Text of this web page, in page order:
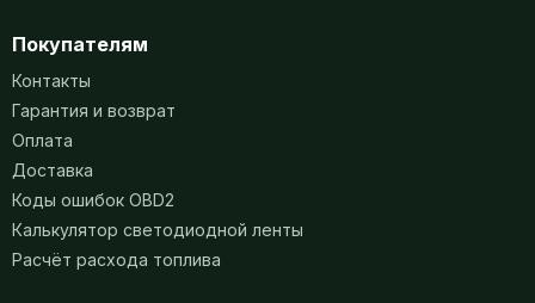
Покупателям
Контакты
Гарантия и возврат
Оплата
Доставка
Коды ошибок OBD2
Калькулятор светодиодной ленты
Расчёт расхода топлива